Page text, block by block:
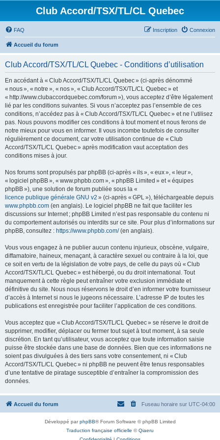
Club Accord/TSX/TL/CL Quebec
FAQ Connexion
Inscription
Accueil du forum
Club Accord/TSX/TL/CL Quebec - Conditions d’utilisation
En accédant à « Club Accord/TSX/TL/CL Quebec » (ci-après dénommé
« nous », « notre », « nos », « Club Accord/TSX/TL/CL Quebec » et
« http://www.clubaccordquebec.com/forum »), vous acceptez d’être légalement
lié par les conditions suivantes. Si vous n’acceptez pas l’ensemble de ces
conditions, n’accédez pas à « Club Accord/TSX/TL/CL Quebec » et ne l’utilisez
pas. Nous pouvons modifier ces conditions à tout moment et nous ferons de
notre mieux pour vous en informer. Il vous incombe toutefois de consulter
régulièrement ce document, car votre utilisation continue de « Club
Accord/TSX/TL/CL Quebec » après modification vaut acceptation des
conditions mises à jour.
Nos forums sont propulsés par phpBB (ci-après « ils », « eux », « leur »,
« logiciel phpBB », « www.phpbb.com », « phpBB Limited » et « équipes
phpBB »), une solution de forum publiée sous la «
licence publique générale GNU v2 » (ci-après « GPL »), téléchargeable depuis
www.phpbb.com (en anglais). Le logiciel phpBB ne fait que faciliter les
discussions sur Internet ; phpBB Limited n’est pas responsable du contenu ni
du comportement autorisés ou interdits sur ce site. Pour plus d’informations sur
phpBB, consultez : https://www.phpbb.com/(en anglais).
Vous vous engagez à ne publier aucun contenu injurieux, obscène, vulgaire,
diffamatoire, haineux, menaçant, à caractère sexuel ou contraire à la loi, que
ce soit en vertu de la législation de votre pays, de celle du pays où « Club
Accord/TSX/TL/CL Quebec » est hébergé, ou du droit international. Tout
manquement à cette règle peut entraîner votre exclusion immédiate et
définitive du site. Nous nous réservons le droit d’en informer votre fournisseur
d’accès à Internet si nous le jugeons nécessaire. L’adresse IP de toutes les
publications est enregistrée pour faciliter l’application de ces conditions.
Vous acceptez que « Club Accord/TSX/TL/CL Quebec » se réserve le droit de
supprimer, modifier, déplacer ou fermer tout sujet à tout moment, à sa seule
discrétion. En tant qu’utilisateur, vous acceptez que toute information saisie
puisse être stockée dans une base de données. Bien que ces informations ne
soient pas divulguées à des tiers sans votre consentement, ni « Club
Accord/TSX/TL/CL Quebec » ni phpBB ne peuvent être tenus responsables
d’une tentative de piratage susceptible d’entraîner la compromission des
données.
Accueil du forum Fuseau horaire sur UTC-04:00
Développé parphpBB® Forum Software © phpBB Limited
Traduction française officielle ©Qiaeru